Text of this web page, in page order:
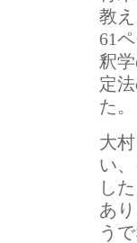
教
61
釈
定
た。
大村
い
し
あ
う